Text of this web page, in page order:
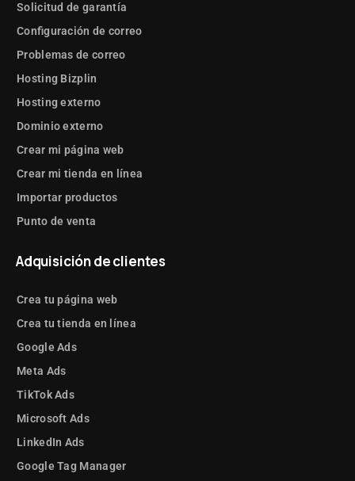
Solicitud de garantía
Configuración de correo
Problemas de correo
Hosting Bizplin
Hosting externo
Dominio externo
Crear mi página web
Crear mi tienda en línea
Importar productos
Punto de venta
Adquisición de clientes
Crea tu página web
Crea tu tienda en línea
Google Ads
Meta Ads
TikTok Ads
Microsoft Ads
LinkedIn Ads
Google Tag Manager